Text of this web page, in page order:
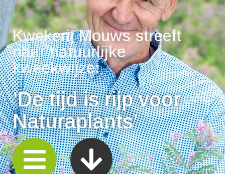
Kwekerij Mouws streeft
naar natuurlijke
kweekwijze:
’De tijd is rijp voor
Naturaplants’